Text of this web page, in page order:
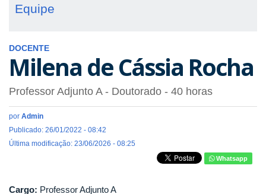
Equipe
DOCENTE
Milena de Cássia Rocha
Professor Adjunto A- Doutorado - 40 horas
por Admin
Publicado: 26/01/2022 - 08:42
Última modificação: 23/06/2026 - 08:25
Whatsapp
Cargo: Professor Adjunto A